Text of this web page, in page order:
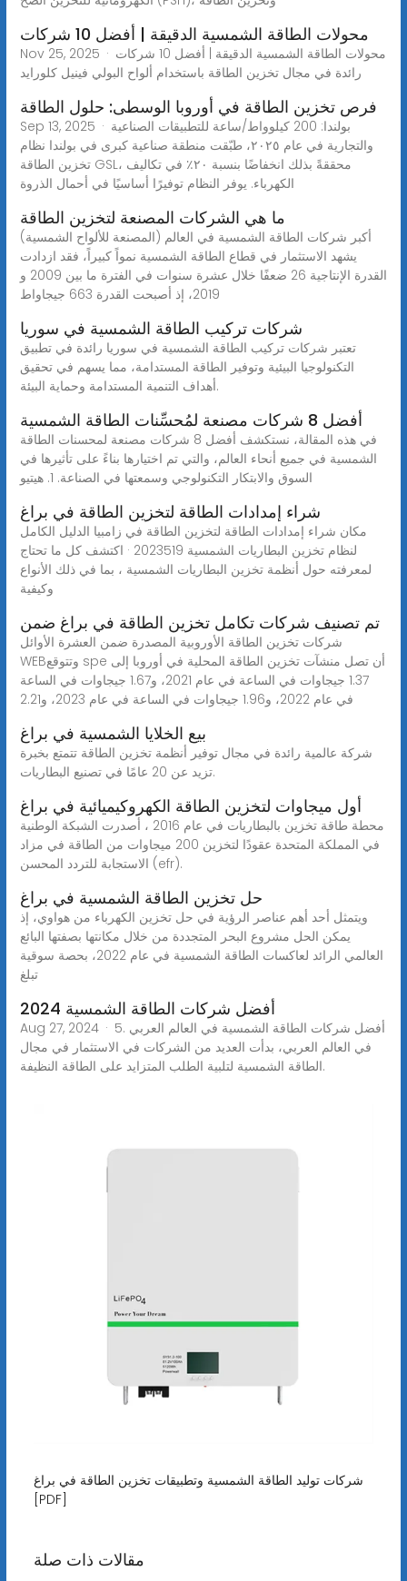
محولات الطاقة الشمسية الدقيقة | أفضل 10 شركات
Nov 25, 2025 · محولات الطاقة الشمسية الدقيقة | أفضل 10 شركات
رائدة في مجال تخزين الطاقة باستخدام ألواح البولي فينيل كلورايد
فرص تخزين الطاقة في أوروبا الوسطى: حلول الطاقة
Sep 13, 2025 · بولندا: 200 كيلوواط/ساعة للتطبيقات الصناعية
والتجارية في عام ٢٠٢٥، طبّقت منطقة صناعية كبرى في بولندا نظام
تخزين الطاقة GSL، محققةً بذلك انخفاضًا بنسبة ٢٠٪ في تكاليف
الكهرباء. يوفر النظام توفيرًا أساسيًا في أحمال الذروة
ما هي الشركات المصنعة لتخزين الطاقة
أكبر شركات الطاقة الشمسية في العالم (المصنعة للألواح الشمسية)
يشهد الاستثمار في قطاع الطاقة الشمسية نمواً كبيراً، فقد ازدادت
القدرة الإنتاجية 26 ضعفًا خلال عشرة سنوات في الفترة ما بين 2009 و
2019، إذ أصبحت القدرة 663 جيجاواط
شركات تركيب الطاقة الشمسية في سوريا
تعتبر شركات تركيب الطاقة الشمسية في سوريا رائدة في تطبيق
التكنولوجيا البيئية وتوفير الطاقة المستدامة، مما يسهم في تحقيق
أهداف التنمية المستدامة وحماية البيئة.
أفضل 8 شركات مصنعة لمُحسِّنات الطاقة الشمسية
في هذه المقالة، نستكشف أفضل 8 شركات مصنعة لمحسنات الطاقة
الشمسية في جميع أنحاء العالم، والتي تم اختيارها بناءً على تأثيرها في
السوق والابتكار التكنولوجي وسمعتها في الصناعة. 1. هيتيو
شراء إمدادات الطاقة لتخزين الطاقة في براغ
مكان شراء إمدادات الطاقة لتخزين الطاقة في زامبيا الدليل الكامل
لنظام تخزين البطاريات الشمسية 2023519 · اكتشف كل ما تحتاج
لمعرفته حول أنظمة تخزين البطاريات الشمسية ، بما في ذلك الأنواع
وكيفية
تم تصنيف شركات تكامل تخزين الطاقة في براغ ضمن
شركات تخزين الطاقة الأوروبية المصدرة ضمن العشرة الأوائل
WEBوتتوقع spe أن تصل منشآت تخزين الطاقة المحلية في أوروبا إلى
1.37 جيجاوات في الساعة في عام 2021، و1.67 جيجاوات في الساعة
في عام 2022، و1.96 جيجاوات في الساعة في عام 2023، و2.21
بيع الخلايا الشمسية في براغ
شركة عالمية رائدة في مجال توفير أنظمة تخزين الطاقة تتمتع بخبرة
تزيد عن 20 عامًا في تصنيع البطاريات.
أول ميجاوات لتخزين الطاقة الكهروكيميائية في براغ
محطة طاقة تخزين بالبطاريات في عام 2016 ، أصدرت الشبكة الوطنية
في المملكة المتحدة عقودًا لتخزين 200 ميجاوات من الطاقة في مزاد
الاستجابة للتردد المحسن (efr).
حل تخزين الطاقة الشمسية في براغ
ويتمثل أحد أهم عناصر الرؤية في حل تخزين الكهرباء من هواوي، إذ
يمكن الحل مشروع البحر المتجددة من خلال مكانتها بصفتها البائع
العالمي الرائد لعاكسات الطاقة الشمسية في عام 2022، بحصة سوقية
تبلغ
أفضل شركات الطاقة الشمسية 2024
Aug 27, 2024 · 5. أفضل شركات الطاقة الشمسية في العالم العربي
في العالم العربي، بدأت العديد من الشركات في الاستثمار في مجال
الطاقة الشمسية لتلبية الطلب المتزايد على الطاقة النظيفة.
شركات توليد الطاقة الشمسية وتطبيقات تخزين الطاقة في براغ
[PDF]
مقالات ذات صلة